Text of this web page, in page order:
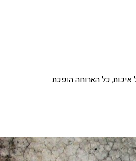
כל הארוחה הופכת